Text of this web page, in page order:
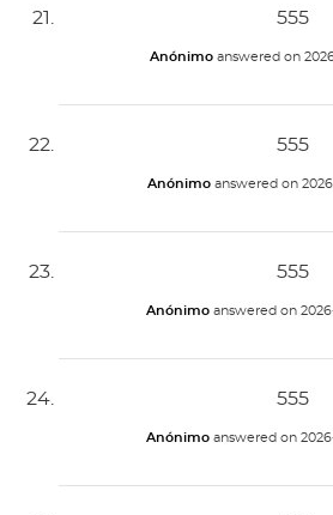
555
Anónimoanswered on
555
Anónimo answered on
555
Anónimo answered on
555
Anónimoanswered on